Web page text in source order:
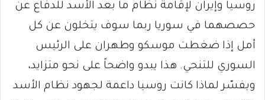
روسيا وإيران لإقامة نظام ما بعد الأسد للدفاع عن
حصصهما في سوريا ربما سوف يتخلون عن كل
أمل إذا ضغطت موسكو وطهران على الرئيس
السوري للتنحي. هذا يبدو واضحاً على نحو متزايد،
ويفسّر لماذا كانت روسيا داعمة لجهود نظام الأسد